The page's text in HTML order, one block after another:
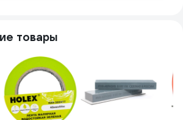
товары